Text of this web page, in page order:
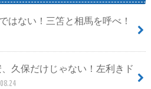
はない！三笘と相馬を呼べ！
久保だけじゃない！左利きド